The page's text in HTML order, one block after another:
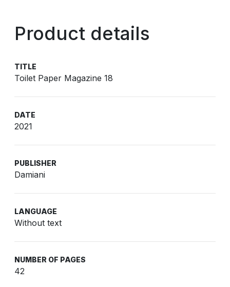
Product details
TITLE
Toilet Paper Magazine 18
DATE
2021
PUBLISHER
Damiani
LANGUAGE
Without text
NUMBER OF PAGES
42